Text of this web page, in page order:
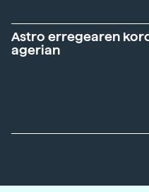
Astro erregearen
agerian